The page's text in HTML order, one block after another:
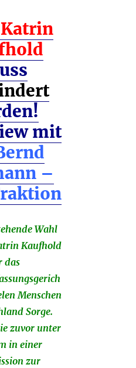
mit
–
Wahl
Kaufhold
das
Menschen
Sorge.
zuvor unter
in einer
zur